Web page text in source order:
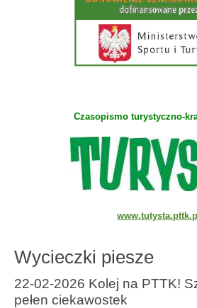
Czasopismo turystyczno-
Wycieczki piesze
22-02-2026 Kolej na PTTK!
pełen ciekawostek